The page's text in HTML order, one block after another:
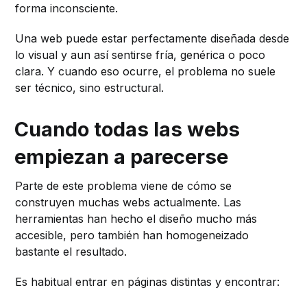
forma inconsciente.
Una web puede estar perfectamente diseñada desde
lo visual y aun así sentirse fría, genérica o poco
clara. Y cuando eso ocurre, el problema no suele
ser técnico, sino estructural.
Cuando todas las webs
empiezan a parecerse
Parte de este problema viene de cómo se
construyen muchas webs actualmente. Las
herramientas han hecho el diseño mucho más
accesible, pero también han homogeneizado
bastante el resultado.
Es habitual entrar en páginas distintas y encontrar: